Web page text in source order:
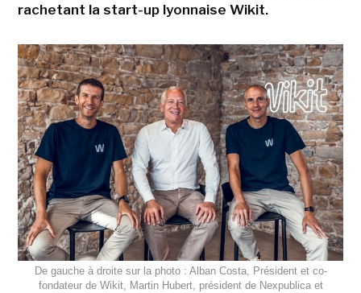
rachetant la start-up lyonnaise Wikit.
De gauche à droite sur la photo : Alban Costa, Président et co-
fondateur de Wikit, Martin Hubert, président de Nexpublica et